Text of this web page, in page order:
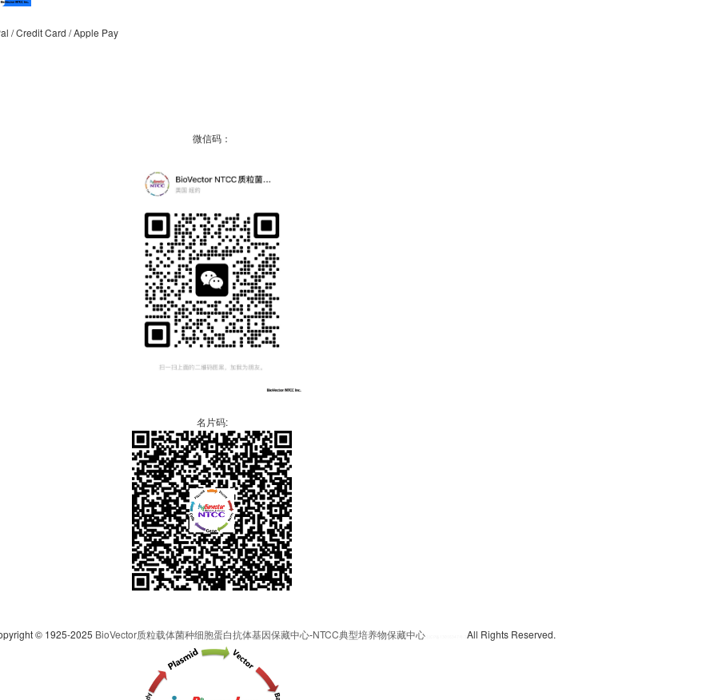
/ Credit Card / Apple Pay
微信码：
名片码:
© 1925-2025 BioVector质粒载体菌种细胞蛋白抗体基因保藏中心-NTCC典型培养物保藏中心 All Rights Reserved.